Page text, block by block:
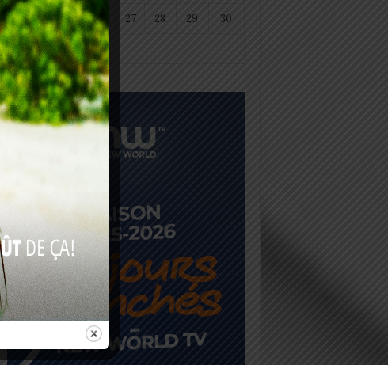
24 25 26 27 28 29 30
31
« Juil